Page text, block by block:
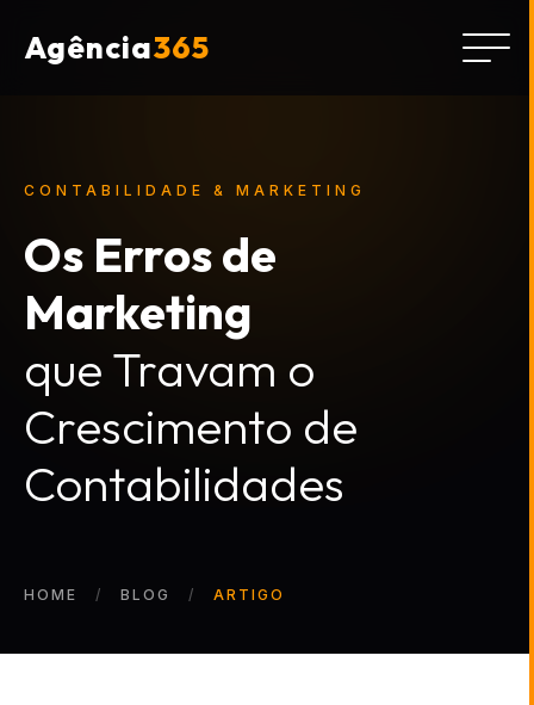
Agência365
CONTABILIDADE & MARKETING
Os Erros de
Marketing
que Travam o
Crescimento de
Contabilidades
HOME BLOG ARTIGO